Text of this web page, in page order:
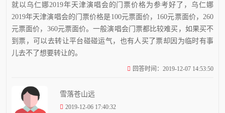
就以乌仁娜2019年天津演唱会的门票价格为参考好了，乌仁娜
2019年天津演唱会的门票价格是100元票面价，160元票面价，260
元票面价，360元票面价。一般演唱会门票都比较难买，如果买不
到票，可以去转让平台碰碰运气，也有人买了票却因为临时有事
儿去不了想要转让的。
回答时间：2019-12-07 14:53:50
雪落苍山远
2019-12-06 17:40:32